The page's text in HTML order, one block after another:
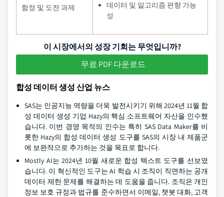
함정 및 도전 과제
데이터 및 알고리즘 편향 가능
성
이 시장에서의 성장 기회는 무엇입니까?
무료 PDF 다운로드
합성 데이터 생성 산업 뉴스
SAS는 인공지능 역량을 더욱 발전시키기 위해 2024년 11월 합
성 데이터 생성 기업 Hazy의 핵심 소프트웨어 자산을 인수했
습니다. 이번 경영 목적의 인수는 특히 SAS Data Maker를 비
롯한 Hazy의 합성 데이터 생성 도구를 SAS의 시장 내 제품군
에 보완적으로 추가하는 것을 목표로 합니다.
Mostly AI는 2024년 10월 새로운 합성 텍스트 도구를 선보였
습니다. 이 혁신적인 도구는 AI 학습 시 조직이 직면하는 공개
데이터 제한 문제를 해결하는 데 도움을 줍니다. 조직은 개인
정보 보호 규정과 법규를 준수하면서 이메일, 챗봇 대화, 고객